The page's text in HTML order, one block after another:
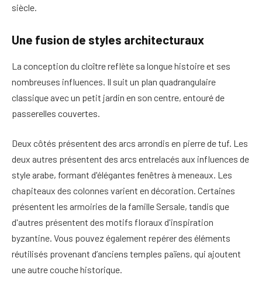
siècle.
Une fusion de styles architecturaux
La conception du cloître reflète sa longue histoire et ses
nombreuses influences. Il suit un plan quadrangulaire
classique avec un petit jardin en son centre, entouré de
passerelles couvertes.
Deux côtés présentent des arcs arrondis en pierre de tuf. Les
deux autres présentent des arcs entrelacés aux influences de
style arabe, formant d'élégantes fenêtres à meneaux. Les
chapiteaux des colonnes varient en décoration. Certaines
présentent les armoiries de la famille Sersale, tandis que
d'autres présentent des motifs floraux d'inspiration
byzantine. Vous pouvez également repérer des éléments
réutilisés provenant d’anciens temples païens, qui ajoutent
une autre couche historique.